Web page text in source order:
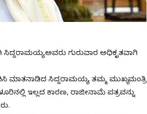
ಸಿದ್ದರಾಮಯ್ಯ ಅವರು ಗುರುವಾರ ಅಧಿಕೃತವಾಗಿ
ಮಾತನಾಡಿದ ಸಿದ್ದರಾಮಯ್ಯ, ತಮ್ಮ ಮುಖ್ಯಮಂತ್ರಿ
ಇಲ್ಲದ ಕಾರಣ, ರಾಜೀನಾಮೆ ಪತ್ರವನ್ನು